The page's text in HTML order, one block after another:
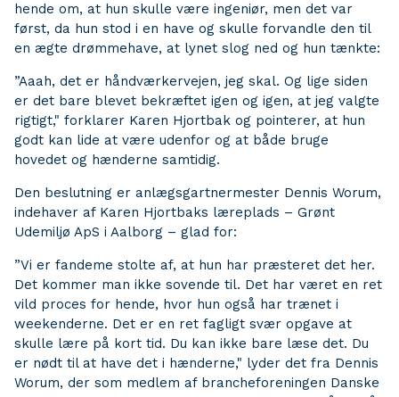
hende om, at hun skulle være ingeniør, men det var
først, da hun stod i en have og skulle forvandle den til
en ægte drømmehave, at lynet slog ned og hun tænkte:
”Aaah, det er håndværkervejen, jeg skal. Og lige siden
er det bare blevet bekræftet igen og igen, at jeg valgte
rigtigt," forklarer Karen Hjortbak og pointerer, at hun
godt kan lide at være udenfor og at både bruge
hovedet og hænderne samtidig.
Den beslutning er anlægsgartnermester Dennis Worum,
indehaver af Karen Hjortbaks læreplads – Grønt
Udemiljø ApS i Aalborg – glad for:
”Vi er fandeme stolte af, at hun har præsteret det her.
Det kommer man ikke sovende til. Det har været en ret
vild proces for hende, hvor hun også har trænet i
weekenderne. Det er en ret fagligt svær opgave at
skulle lære på kort tid. Du kan ikke bare læse det. Du
er nødt til at have det i hænderne," lyder det fra Dennis
Worum, der som medlem af brancheforeningen Danske